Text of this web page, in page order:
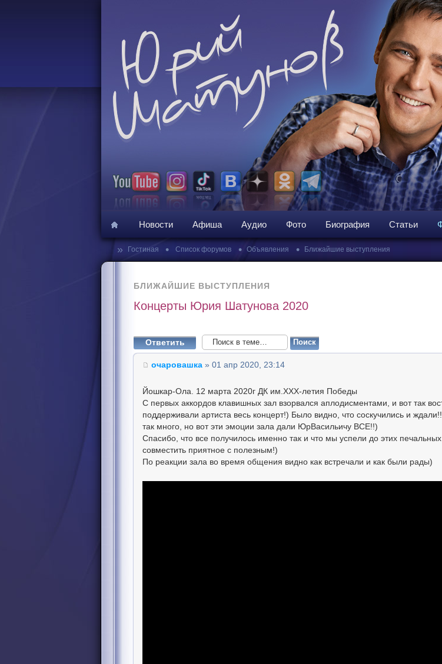
Новости Афиша Аудио Фото Биография Статьи
» Гостиная • Список форумов • Объявления • Ближайшие выступления
БЛИЖАЙШИЕ ВЫСТУПЛЕНИЯ
Концерты Юрия Шатунова 2020
Ответить
очаровашка » 01 апр 2020, 23:14
Йошкар-Ола. 12 марта 2020г ДК им.XXX-летия Победы
С первых аккордов клавишных зал взорвался аплодисментами, и вот так
поддерживали артиста весь концерт!) Было видно, что соскучились и
так много, но вот эти эмоции зала дали ЮрВасильичу ВСЕ!!)
Спасибо, что все получилось именно так и что мы успели до этих
совместить приятное с полезным!)
По реакции зала во время общения видно как встречали и как были рады)